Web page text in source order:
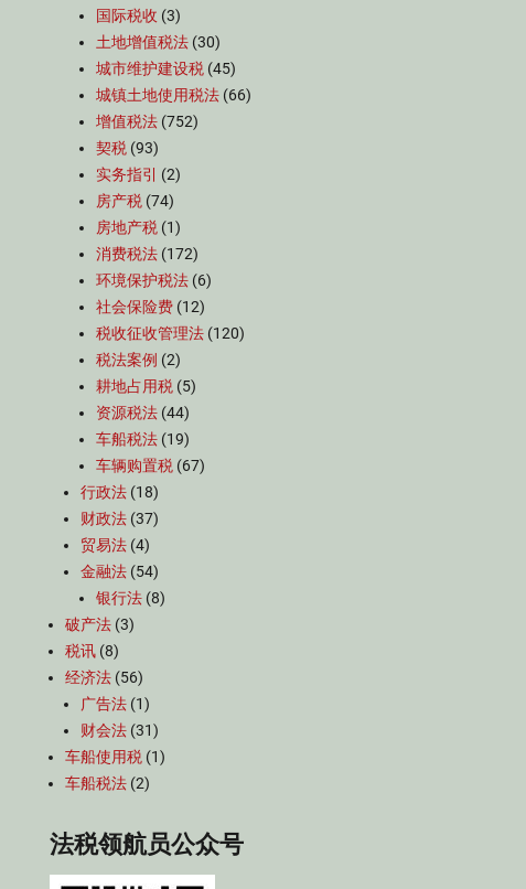
国际税收 (3)
土地增值税法 (30)
城市维护建设税 (45)
城镇土地使用税法 (66)
增值税法 (752)
契税 (93)
实务指引
(2)
房产税 (74)
房地产税 (1)
消费税法 (172)
环境保护税法 (6)
社会保险费 (12)
税收征收管理法 (120)
税法案例 (2)
耕地占用税 (5)
资源税法 (44)
车船税法 (19)
车辆购置税 (67)
行政法 (18)
财政法 (37)
贸易法 (4)
金融法 (54)
银行法 (8)
破产法 (3)
税讯 (8)
经济法 (56)
广告法 (1)
财会法 (31)
车船使用税 (1)
车船税法 (2)
法税领航员公众号